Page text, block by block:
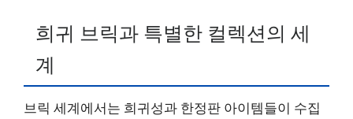
희귀 브릭과 특별한 컬렉션의 세
계
브릭 세계에서는 희귀성과 한정판 아이템들이 수집